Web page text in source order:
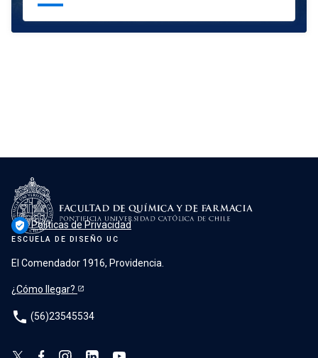
verified_user Políticas de Privacidad
ESCUELA DE DISEÑO UC
El Comendador 1916, Providencia.
¿Cómo llegar?
phone (56)23545534